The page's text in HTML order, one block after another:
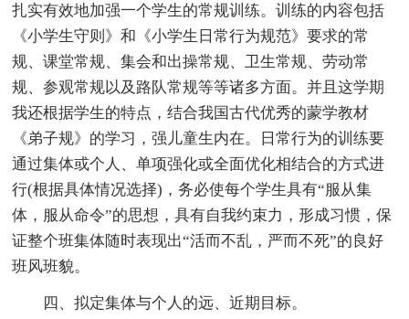
扎实有效地加强一个学生的常规训练。训练的内容包括
《小学生守则》和《小学生日常行为规范》要求的常
规、课堂常规、集会和出操常规、卫生常规、劳动常
规、参观常规以及路队常规等等诸多方面。并且这学期
我还根据学生的特点，结合我国古代优秀的蒙学教材
《弟子规》的学习，强儿童生内在。日常行为的训练要
通过集体或个人、单项强化或全面优化相结合的方式进
行(根据具体情况选择)，务必使每个学生具有“服从集
体，服从命令”的思想，具有自我约束力，形成习惯，保
证整个班集体随时表现出“活而不乱，严而不死”的良好
班风班貌。
四、拟定集体与个人的远、近期目标。